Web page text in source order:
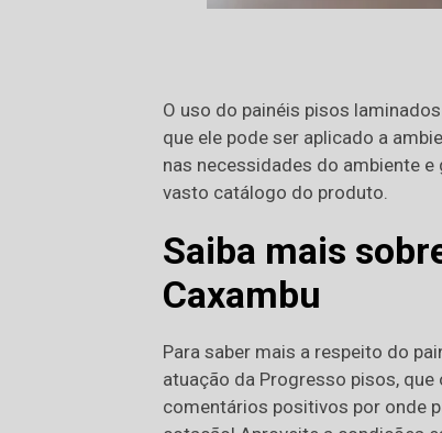
O uso do painéis pisos
que ele pode ser aplicado a
nas necessidades do ambiente
vasto catálogo do produto.
Saiba mais
Caxambu
Para saber mais a respeito do
atuação da Progresso pisos,
comentários positivos por onde